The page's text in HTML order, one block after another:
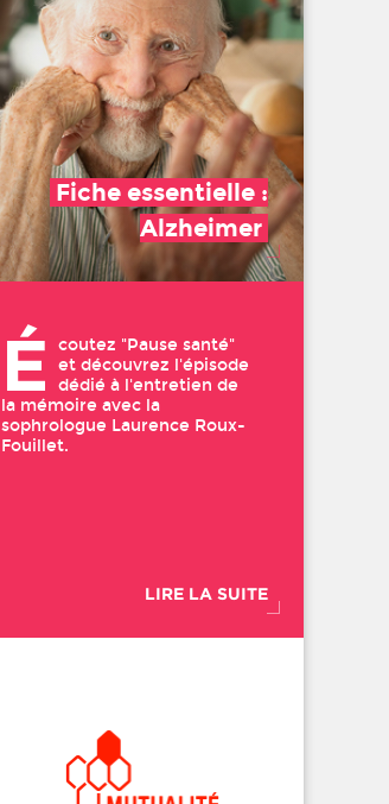
Fiche essentielle :
Alzheimer
É
coutez "Pause santé"
et découvrez l'épisode
dédié à l'entretien de
la mémoire avec la
sophrologue Laurence Roux-
Fouillet.
LIRE LA SUITE